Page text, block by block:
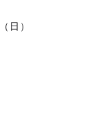
日）